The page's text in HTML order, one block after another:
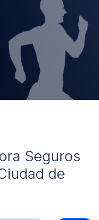
Seguros
de